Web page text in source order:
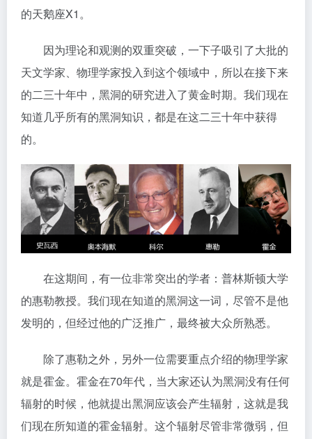
的天鹅座X1。
因为理论和观测的双重突破，一下子吸引了大批的
天文学家、物理学家投入到这个领域中，所以在接下来
的二三十年中，黑洞的研究进入了黄金时期。我们现在
知道几乎所有的黑洞知识，都是在这二三十年中获得
的。
在这期间，有一位非常突出的学者：普林斯顿大学
的惠勒教授。我们现在知道的黑洞这一词，尽管不是他
发明的，但经过他的广泛推广，最终被大众所熟悉。
除了惠勒之外，另外一位需要重点介绍的物理学家
就是霍金。霍金在70年代，当大家还认为黑洞没有任何
辐射的时候，他就提出黑洞应该会产生辐射，这就是我
们现在所知道的霍金辐射。这个辐射尽管非常微弱，但